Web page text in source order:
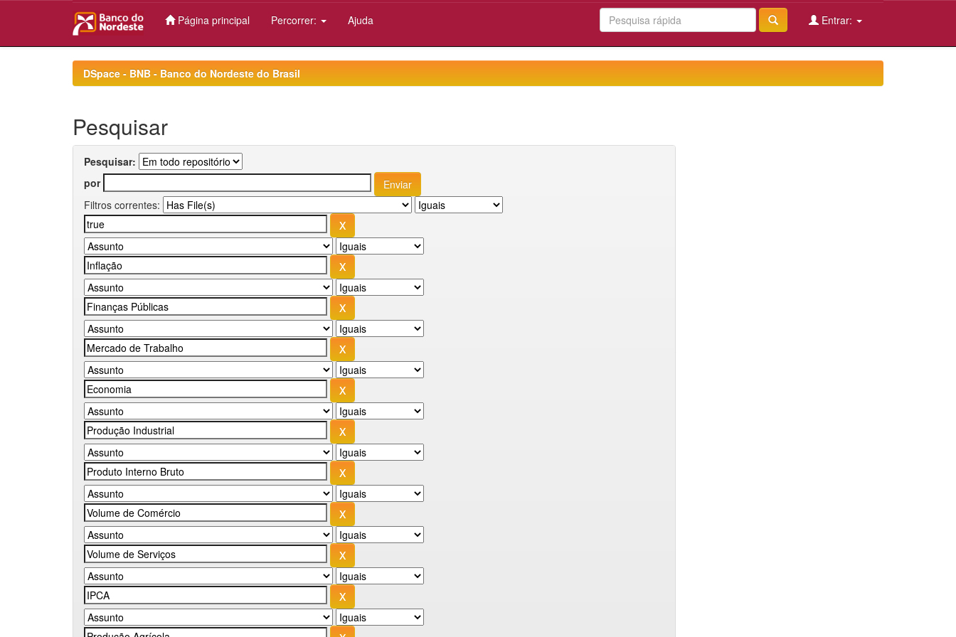
Página principal Percorrer: Ajuda Entrar:
DSpace - BNB - Banco do Nordeste do Brasil
Pesquisar
Pesquisar:
por
Filtros correntes: